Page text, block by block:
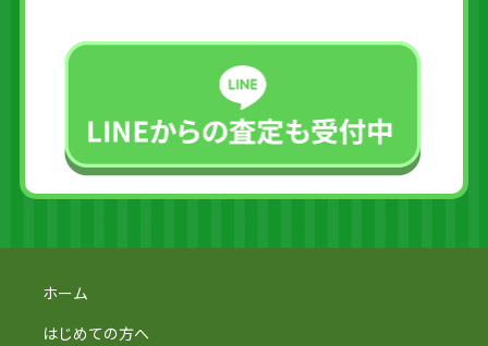
ホーム
はじめての方へ